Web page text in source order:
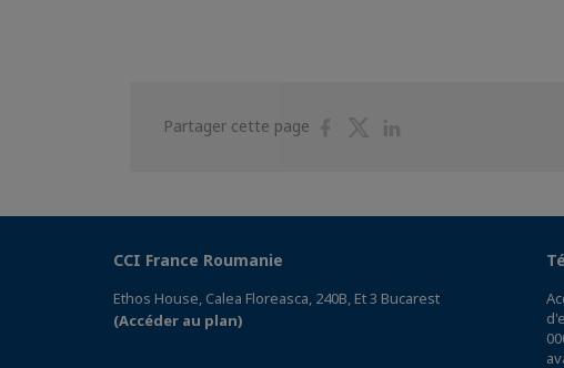
Partager cette page
PartagerPartager
CCI France Roumanie
Ethos House, Calea Floreasca, 240B, Et 3 Bucarest
(Accéder au plan)